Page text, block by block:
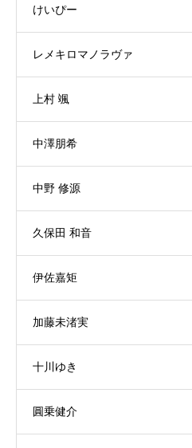
けいぴー
レメキロマノラヴァ
上村 颯
中澤朋希
中野 修源
久保田 和音
伊佐嘉矩
加藤未渚実
十川ゆき
圓乗健介